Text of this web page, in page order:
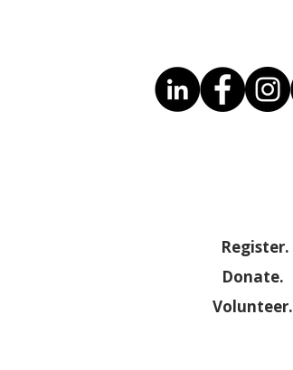
October Event at
Maryland Small Business
Development Center
Register.
Donate.
Volunteer.